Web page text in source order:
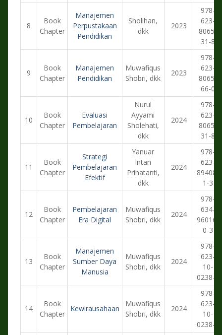
8
Book
Chapter
Manajemen
Perpustakaan
Pendidikan
Sholihan,
dkk
2023
978-
623-
8065-
31-8
9
Book
Chapter
Manajemen
Pendidikan
Muwafiqus
Shobri, dkk
2023
978-
623-
8065-
66-0
10
Book
Chapter
Evaluasi
Pembelajaran
Nurul
Ayyami
Sholehati,
dkk
2024
978-
623-
8065-
31-8
11
Book
Chapter
Strategi
Pembelajaran
Efektif
Yanuar
Intan
Prihatanti,
dkk
2024
978-
623-
89408-
1-3
12
Book
Chapter
Pembelajaran
Era Digital
Muwafiqus
Shobri, dkk
2024
978-
634-
96016-
0-3
13
Book
Chapter
Manajemen
Sumber Daya
Manusia
Muwafiqus
Shobri, dkk
2024
978-
623-
10-
0238-9
14
Book
Chapter
Kewirausahaan
Muwafiqus
Shobri, dkk
2024
978-
623-
10-
0238-9